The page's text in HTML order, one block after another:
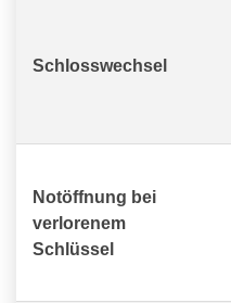
Schlosswechsel
Notöffnung bei
verlorenem
Schlüssel